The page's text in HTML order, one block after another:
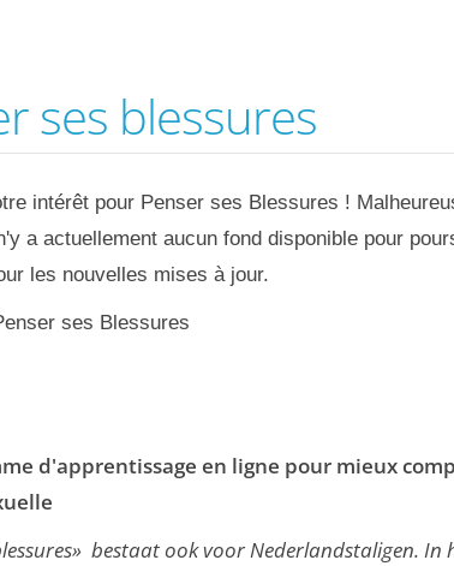
ses blessures
intérêt pour Penser ses Blessures !
a actuellement aucun fond disponible pour
les nouvelles mises à jour.
ses Blessures
d'apprentissage en ligne pour mieux
» bestaat ook voor Nederlandstaligen. In